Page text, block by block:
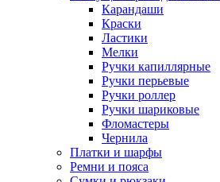
Карандаши
Краски
Ластики
Мелки
Ручки капиллярные
Ручки перьевые
Ручки роллер
Ручки шариковые
Фломастеры
Чернила
Платки и шарфы
Ремни и пояса